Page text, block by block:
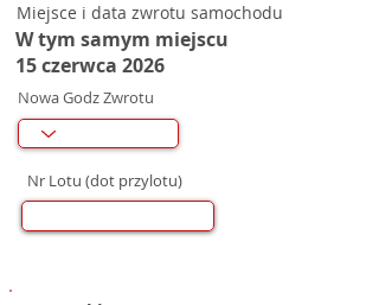
Miejsce i data zwrotu samochodu
W tym samym miejscu
15 czerwca 2026
Nowa Godz Zwrotu
Nr Lotu (dot przylotu)